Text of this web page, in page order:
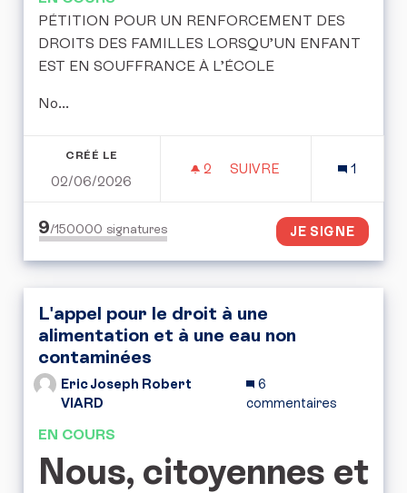
PÉTITION POUR UN RENFORCEMENT DES
DROITS DES FAMILLES LORSQU’UN ENFANT
EST EN SOUFFRANCE À L’ÉCOLE
No...
CRÉÉ LE
02/06/2026
2 2 ABONNÉS
SUIVRE
1
9/150000 signatures JE SIGNE
L'appel pour le droit à une
alimentation et à une eau non
contaminées
Eric Joseph Robert
VIARD
6
commentaires
EN COURS
Nous, citoyennes et